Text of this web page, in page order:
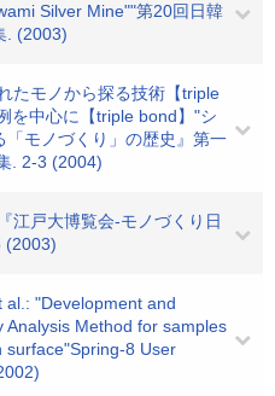
Silver Mine""第20回日韓
. (2003)
たモノから探る技術【triple
を中心に【triple bond】"シ
「モノづくり」の歴史』第一
. 2-3 (2004)
江戸大博覧会-モノづくり日
(2003)
al.: "Development and
Analysis Method for samples
surface"Spring-8 User